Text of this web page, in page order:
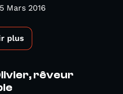
Mars 2016
plus
rêveur